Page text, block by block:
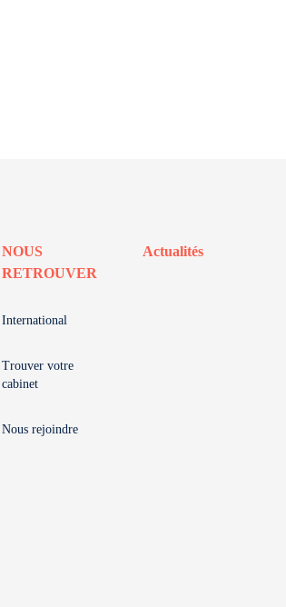
NOUS
RETROUVER
International
Trouver votre
cabinet
Nous rejoindre
Actualités